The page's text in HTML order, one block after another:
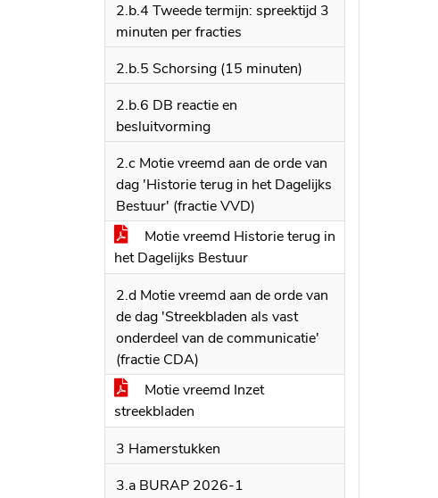
2.b.4 Tweede termijn: spreektijd 3
minuten per fracties
2.b.5 Schorsing (15 minuten)
2.b.6 DB reactie en
besluitvorming
2.c Motie vreemd aan de orde van
dag 'Historie terug in het Dagelijks
Bestuur' (fractie VVD)
Motie vreemd Historie terug in
het Dagelijks Bestuur
2.d Motie vreemd aan de orde van
de dag 'Streekbladen als vast
onderdeel van de communicatie'
(fractie CDA)
Motie vreemd Inzet
streekbladen
3 Hamerstukken
3.a BURAP 2026-1